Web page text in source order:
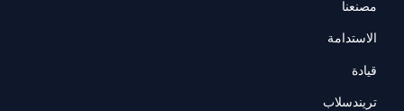
مصنعنا
الاستدامة
قيادة
تريندسلاب